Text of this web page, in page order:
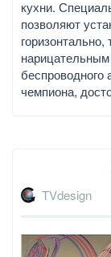
кухни.
позволяют
беспроводного
чемпиона,
TVdesign